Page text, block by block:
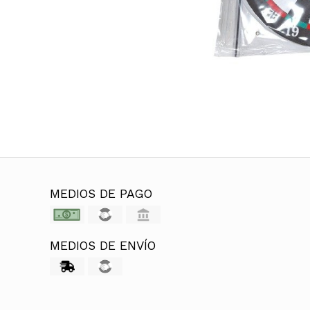
MEDIOS DE PAGO
MEDIOS DE ENVÍO